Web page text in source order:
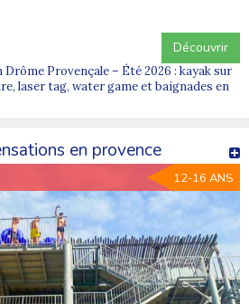
Découvrir
Drôme Provençale – Été 2026 : kayak sur
laser tag, water game et baignades en
en provence
12-16 ANS